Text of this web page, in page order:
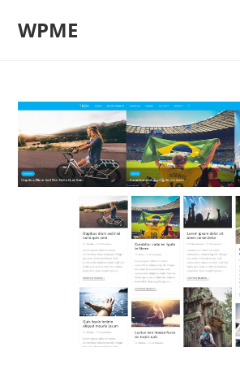
WPME